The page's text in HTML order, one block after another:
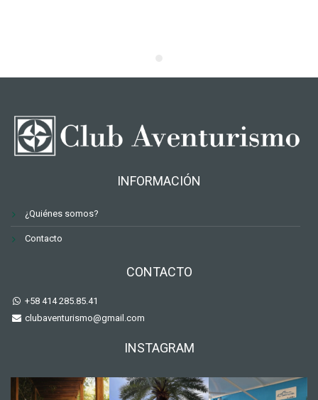
INFORMACIÓN
¿Quiénes somos?
Contacto
CONTACTO
+58 414 285.85.41
clubaventurismo@gmail.com
INSTAGRAM